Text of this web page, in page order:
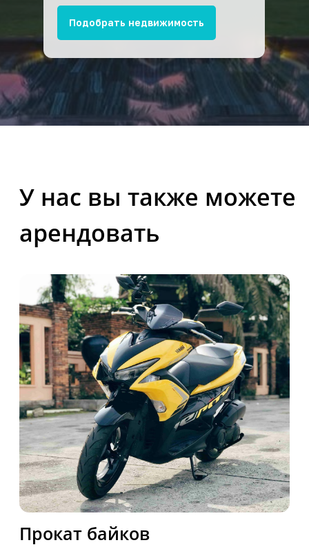
Подобрать недвижимость
Прокат машин
Аренда вилл